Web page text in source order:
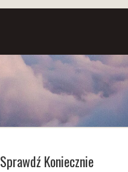
Sprawdź Koniecznie